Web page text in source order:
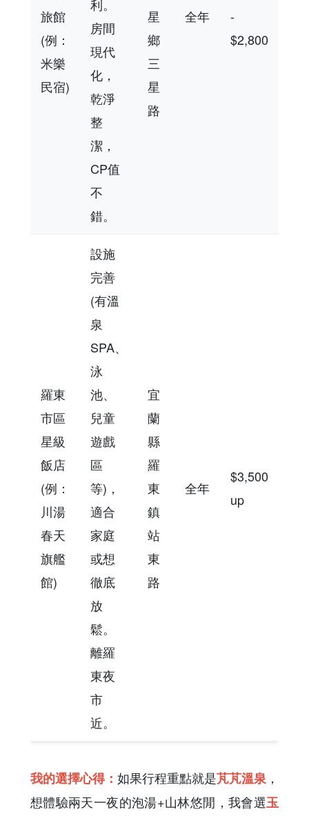
旅館
(例：
米樂
民宿)
利。
房間
現代
化，
乾淨
整
潔，
CP值
不
錯。
星
鄉
三
星
路
全年
-
$2,800
羅東
市區
星級
飯店
(例：
川湯
春天
旗艦
館)
設施
完善
(有溫
泉
SPA、
泳
池、
兒童
遊戲
區
等)，
適合
家庭
或想
徹底
放
鬆。
離羅
東夜
市
近。
宜
蘭
縣
羅
東
鎮
站
東
路
全年
$3,500
up
我的選擇心得： 如果行程重點就是芃芃溫泉 ，
想體驗兩天一夜的泡湯+山林悠閒，我會選玉